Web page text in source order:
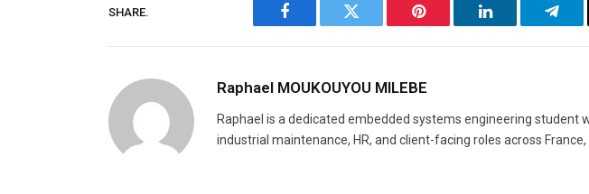
SHARE.
Facebook Twitter Pinterest LinkedIn
Raphael MOUKOUYOU MILEBE
Raphael is a dedicated embedded systems engineering student
industrial maintenance, HR, and client-facing roles across France,